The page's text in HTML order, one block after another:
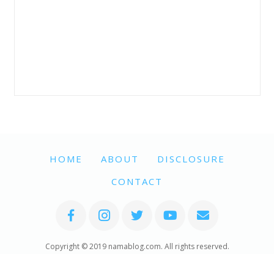
HOME ABOUT
DISCLOSURE
CONTACT
Copyright © 2019 namablog.com. All rights reserved.